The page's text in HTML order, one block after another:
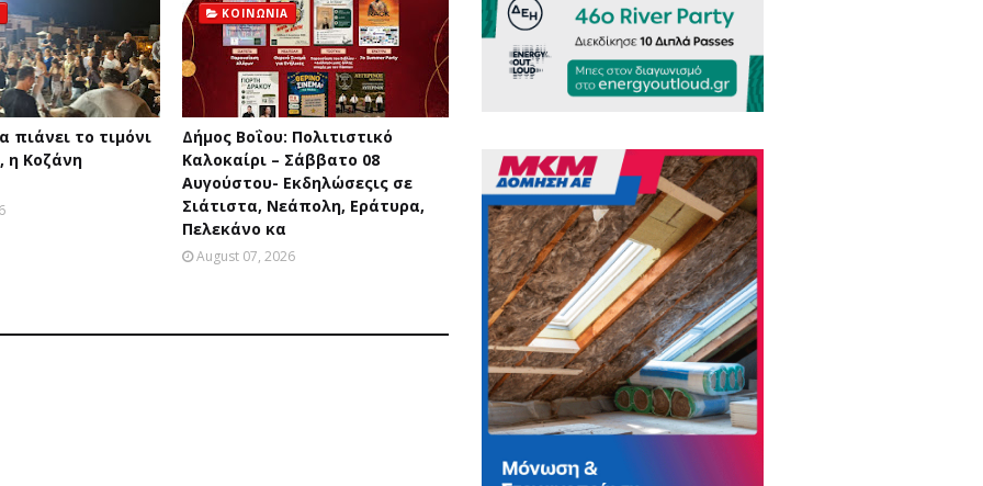
πιάνει το τιμόνι
η Κοζάνη
ΚΟΙΝΩΝΙΑ
Δήμος Βοΐου: Πολιτιστικό
Καλοκαίρι – Σάββατο 08
Αυγούστου- Eκδηλώσεςις σε
Σιάτιστα, Νεάπολη, Εράτυρα,
Πελεκάνο κα
August 07, 2026